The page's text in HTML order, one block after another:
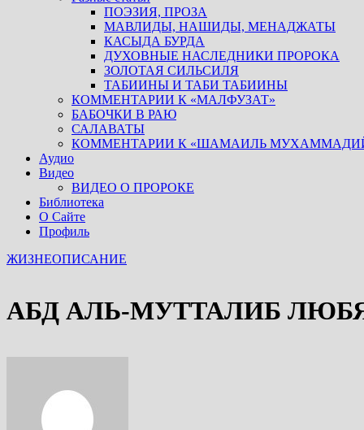
ПОЭЗИЯ, ПРОЗА
МАВЛИДЫ, НАШИДЫ, МЕНАДЖАТЫ
КАСЫДА БУРДА
ДУХОВНЫЕ НАСЛЕДНИКИ ПРОРОКА
ЗОЛОТАЯ СИЛЬСИЛЯ
ТАБИИНЫ И ТАБИ ТАБИИНЫ
КОММЕНТАРИИ К «МАЛФУЗАТ»
БАБОЧКИ В РАЮ
САЛАВАТЫ
КОММЕНТАРИИ К «ШАМАИЛЬ
Аудио
Видео
ВИДЕО О ПРОРОКЕ
Библиотека
О Сайте
Профиль
ЖИЗНЕОПИСАНИЕ